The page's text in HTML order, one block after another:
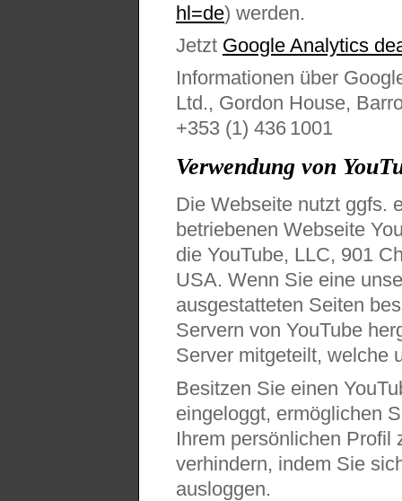
hl=de) werden.
Jetzt Google Analytics
Informationen über
Ltd., Gordon House,
+353 (1) 436 1001
Verwendung von
Die Webseite nutzt ggfs.
betriebenen Webseite
die YouTube, LLC, 901
USA. Wenn Sie eine
ausgestatteten Seiten
Servern von YouTube
Server mitgeteilt, welche
Besitzen Sie einen
eingeloggt, ermöglichen
Ihrem persönlichen Profil
verhindern, indem Sie
ausloggen.